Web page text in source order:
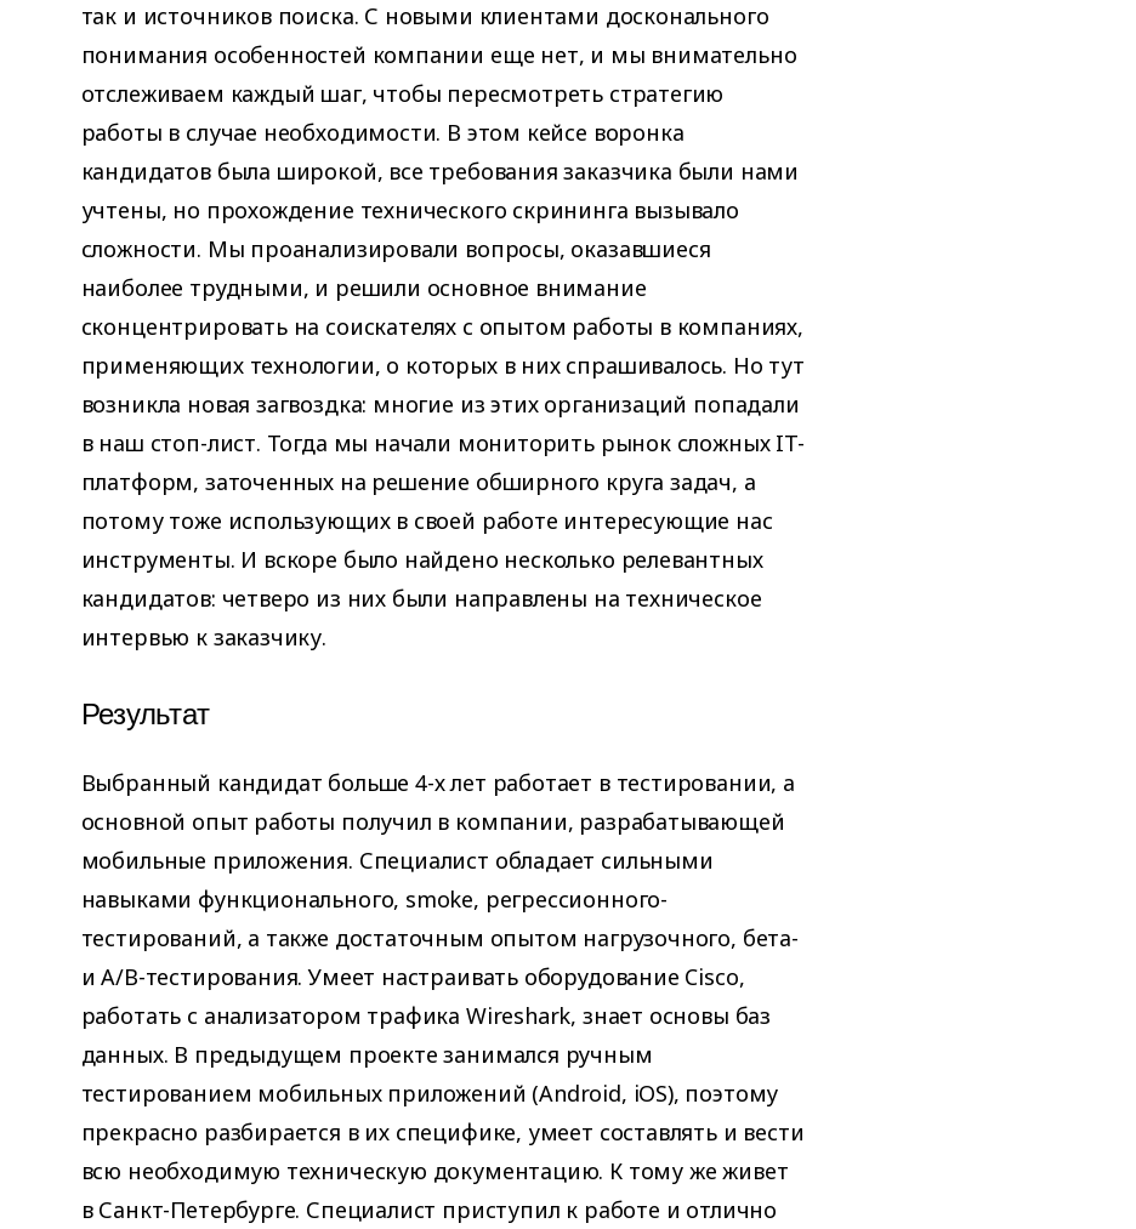
так и источников поиска. С новыми клиентами досконального
понимания особенностей компании еще нет, и мы внимательно
отслеживаем каждый шаг, чтобы пересмотреть стратегию
работы в случае необходимости. В этом кейсе воронка
кандидатов была широкой, все требования заказчика были нами
учтены, но прохождение технического скрининга вызывало
сложности. Мы проанализировали вопросы, оказавшиеся
наиболее трудными, и решили основное внимание
сконцентрировать на соискателях с опытом работы в компаниях,
применяющих технологии, о которых в них спрашивалось. Но тут
возникла новая загвоздка: многие из этих организаций попадали
в наш стоп-лист. Тогда мы начали мониторить рынок сложных IT-
платформ, заточенных на решение обширного круга задач, а
потому тоже использующих в своей работе интересующие нас
инструменты. И вскоре было найдено несколько релевантных
кандидатов: четверо из них были направлены на техническое
интервью к заказчику.
Результат
Выбранный кандидат больше 4-х лет работает в тестировании, а
основной опыт работы получил в компании, разрабатывающей
мобильные приложения. Специалист обладает сильными
навыками функционального, smoke, регрессионного-
тестирований, а также достаточным опытом нагрузочного, бета-
и A/B-тестирования. Умеет настраивать оборудование Cisco,
работать с анализатором трафика Wireshark, знает основы баз
данных. В предыдущем проекте занимался ручным
тестированием мобильных приложений (Android, iOS), поэтому
прекрасно разбирается в их специфике, умеет составлять и вести
всю необходимую техническую документацию. К тому же живет
в Санкт-Петербурге. Специалист приступил к работе и отлично